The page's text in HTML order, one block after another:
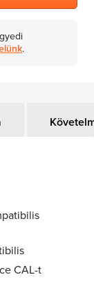
.
CAL-t